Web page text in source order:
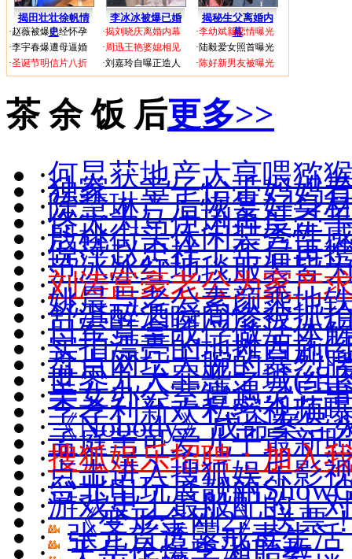
揭田壮壮徐帆情
史
李冰冰被爆已婚
揭秘生父离婚内
幕
·赵薇被爆已经怀孕
·李宇春爆遭母逼婚
·圣诞节明信片八折
·揭刘晓庆离婚内幕
·周迅王艳婆媳相见
·刘嘉玲自曝正造人
·李幼斌新恋情曝光
·陆毅爱女照首曝光
·陈好新男友被曝光
茶 余 饭 后更多>>
·何炅获地产大亨喂猕
·独家：章子怡带妈妈
·陈慧琳产后恢复好身
·佟大为马伊琍再度牵
·殷桃街头休闲装秀性
·倪萍赵忠祥十年后再
·范冰冰红地毯服装皆
·刘涛富豪老公为家产
·姚晨与老公素颜乘地
·舒淇醉酒瞬间惨被抓
·日军竟拿战俘做活体
·实拍漂亮的地摊西施(
·盘点网坛大腕的暴烈
·世界九大罪恶之城(组
·美女办公室遭遇灵异
·李孝利新欢私密视频
·《Nobody》成命案导
·孟庭苇可爱儿子最新
·搜狐娱乐招聘：加入
·点击进入搜狐娱乐影
·台北电玩展靓丽
·游戏史上最般配的十
· 《变形金刚2》送票
· 张元首透露戒毒生活